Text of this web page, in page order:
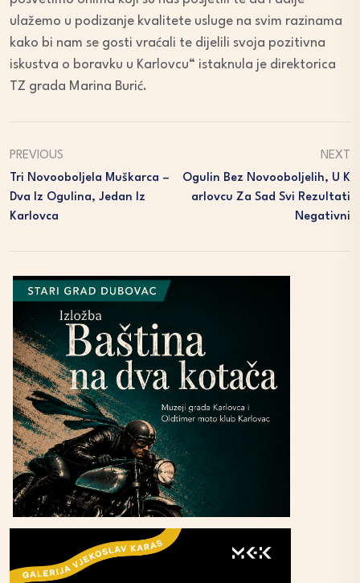
ulažemo u podizanje kvalitete usluge na svim razinama
kako bi nam se gosti vraćali te dijelili svoja pozitivna
iskustva o boravku u Karlovcu“ istaknula je direktorica
TZ grada Marina Burić.
PREVIOUS
Tri Novooboljela Muškarca –
Dva Iz Ogulina, Jedan Iz
Karlovca
NEXT
Ogulin Bez Novooboljelih, U K
Arlovcu Za Sad Svi Rezultati
Negativni